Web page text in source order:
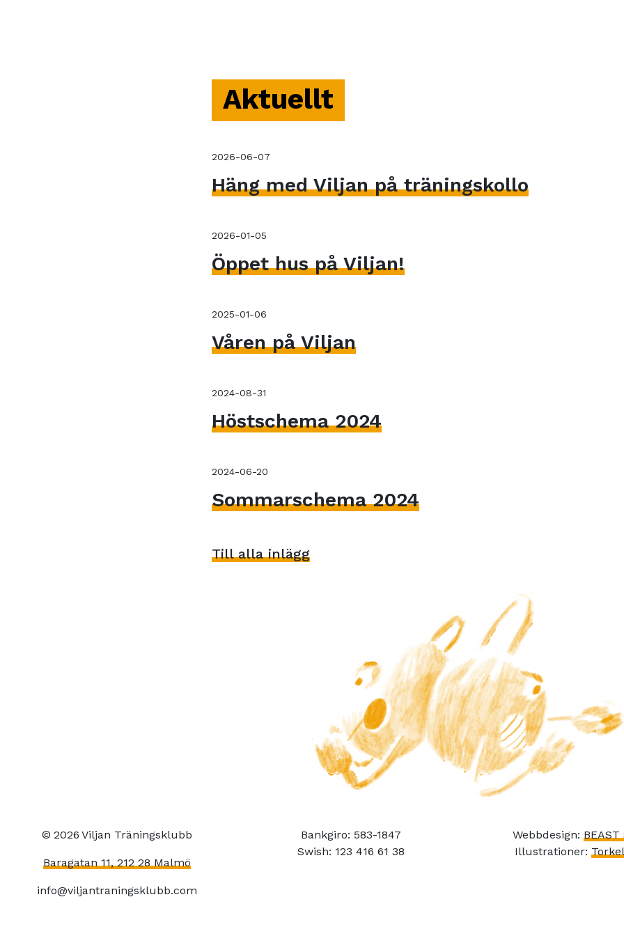
Aktuellt
2026-06-07
Häng med Viljan på träningskollo
2026-01-05
Öppet hus på Viljan!
2025-01-06
Våren på Viljan
2024-08-31
Höstschema 2024
2024-06-20
Sommarschema 2024
Till alla inlägg
© 2026 Viljan Träningsklubb
Baragatan 11, 212 28 Malmö
info@viljantraningsklubb.com
Bankgiro: 583-1847
Swish: 123 416 61 38
Webbdesign:
Illustrationer: